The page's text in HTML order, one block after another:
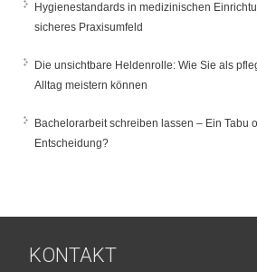
Hygienestandards in medizinischen
sicheres Praxisumfeld
Die unsichtbare Heldenrolle: Wie Sie als
Alltag meistern können
Bachelorarbeit schreiben lassen – Ein Tabu
Entscheidung?
KONTAKT